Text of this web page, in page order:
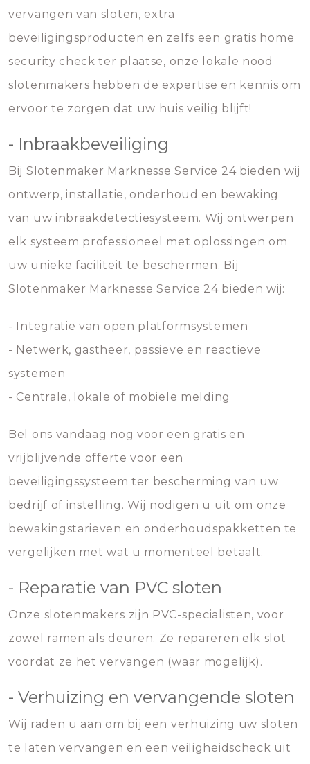
vervangen van sloten, extra
beveiligingsproducten en zelfs een gratis home
security check ter plaatse, onze lokale nood
slotenmakers hebben de expertise en kennis om
ervoor te zorgen dat uw huis veilig blijft!
- Inbraakbeveiliging
Bij Slotenmaker Marknesse Service 24 bieden wij
ontwerp, installatie, onderhoud en bewaking
van uw inbraakdetectiesysteem. Wij ontwerpen
elk systeem professioneel met oplossingen om
uw unieke faciliteit te beschermen. Bij
Slotenmaker Marknesse Service 24 bieden wij:
- Integratie van open platformsystemen
- Netwerk, gastheer, passieve en reactieve
systemen
- Centrale, lokale of mobiele melding
Bel ons vandaag nog voor een gratis en
vrijblijvende offerte voor een
beveiligingssysteem ter bescherming van uw
bedrijf of instelling. Wij nodigen u uit om onze
bewakingstarieven en onderhoudspakketten te
vergelijken met wat u momenteel betaalt.
- Reparatie van PVC sloten
Onze slotenmakers zijn PVC-specialisten, voor
zowel ramen als deuren. Ze repareren elk slot
voordat ze het vervangen (waar mogelijk).
- Verhuizing en vervangende sloten
Wij raden u aan om bij een verhuizing uw sloten
te laten vervangen en een veiligheidscheck uit